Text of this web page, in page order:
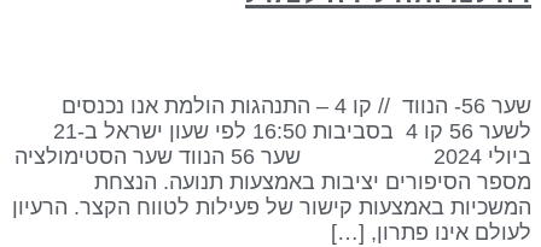
שער 56- הנווד // קו 4 – התנהגות הולמת אנו נכנסים
לשער 56 קו 4 בסביבות 16:50 לפי שעון ישראל ב-21
ביולי 2024 שער 56 הנווד שער הסטימולציה
הסיפורים יציבות באמצעות תנועה. הנצחת
באמצעות קישור של פעילות לטווח הקצר. הרעיון
אינו פתרון, […]